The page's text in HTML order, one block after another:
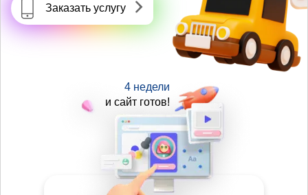
Заказать услугу
4 недели
и сайт готов!